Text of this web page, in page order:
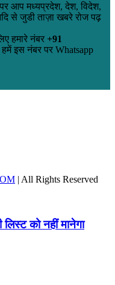
आप मध्यप्रदेश, देश, विदेश,
से जुडी ताज़ा खबरे रोज पढ़
हमारे नंबर +91
इस नंबर पर Whatsapp
| All Rights Reserved
को नहीं मानेगा